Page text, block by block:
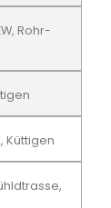
Rohr-
Küttigen